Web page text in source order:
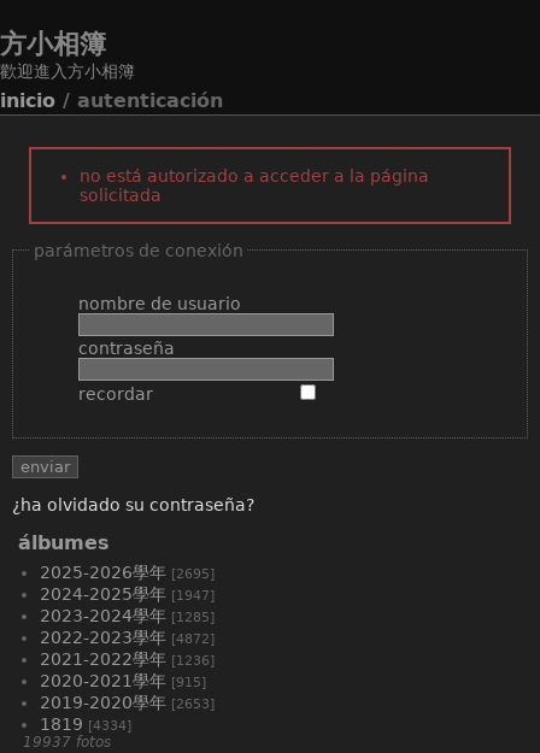
方小相簿
歡迎進入方小相簿
inicio / autenticación
no está autorizado a acceder a la página
solicitada
parámetros de conexión
nombre de usuario
contraseña
recordar
¿ha olvidado su contraseña?
álbumes
2025-2026學年 [2695]
2024-2025學年 [1947]
2023-2024學年 [1285]
2022-2023學年 [4872]
2021-2022學年 [1236]
2020-2021學年 [915]
2019-2020學年 [2653]
1819 [4334]
19937 fotos